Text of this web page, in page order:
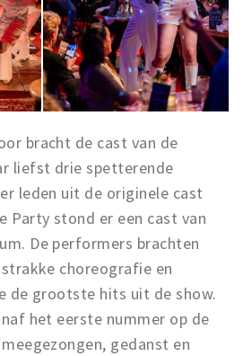
bracht de cast van de
liefst drie spetterende
leden uit de originele cast
Party stond er een cast van
De performers brachten
choreografie en
de grootste hits uit de show.
het eerste nummer op de
gedanst en